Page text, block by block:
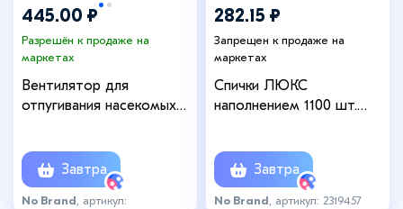
445.00 ₽
Разрешён к продаже на
маркетах
Вентилятор для
отпугивания насекомых
Завтра
No Brand , артикул:
282.15 ₽
Запрещен к продаже на
маркетах
Спички ЛЮКС
наполнением 1100 шт.
Завтра
No Brand , артикул: 2319457